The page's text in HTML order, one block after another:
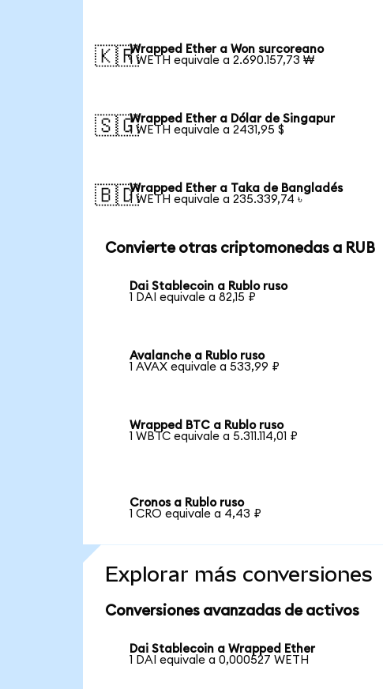
🇰🇷Wrapped Ether a Won surcoreano
1 WETH equivale a 2.690.157,73 ₩
🇸🇬Wrapped Ether a Dólar de Singapur
1 WETH equivale a 2431,95 $
🇧🇩Wrapped Ether a Taka de Bangladés
1 WETH equivale a 235.339,74 ৳
Convierte otras criptomonedas a RUB
Dai Stablecoin a Rublo ruso
1 DAI equivale a 82,15 ₽
Avalanche a Rublo ruso
1 AVAX equivale a 533,99 ₽
Wrapped BTC a Rublo ruso
1 WBTC equivale a 5.311.114,01 ₽
Cronos a Rublo ruso
1 CRO equivale a 4,43 ₽
Explorar más conversiones
Conversiones avanzadas de activos
Dai Stablecoin a Wrapped Ether
1 DAI equivale a 0,000527 WETH